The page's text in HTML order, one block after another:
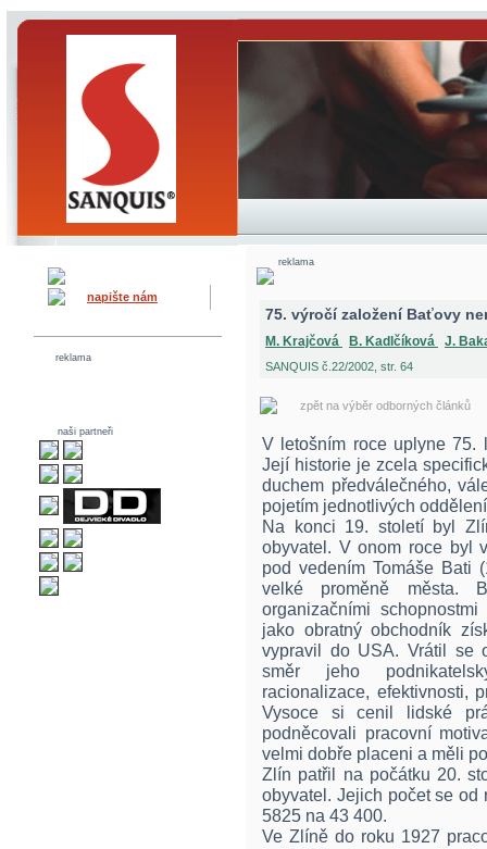
napište nám
reklama
naši partneři
reklama
75. výročí založení Baťovy
M. Krajčová B. Kadlčíková J.
SANQUIS č.22/2002, str. 64
zpět na výběr odborných článků
V letošním roce uplyne 75.
Její historie je zcela
duchem předválečného,
pojetím jednotlivých
Na konci 19. století byl
obyvatel. V onom roce byl
pod vedením Tomáše Bati
velké proměně města.
organizačními
jako obratný obchodník
vypravil do USA. Vrátil se
směr jeho
racionalizace, efektivnosti,
Vysoce si cenil lidské
podněcovali pracovní
velmi dobře placeni a měli
Zlín patřil na počátku 20.
obyvatel. Jejich počet se od
5825 na 43 400.
Ve Zlíně do roku 1927